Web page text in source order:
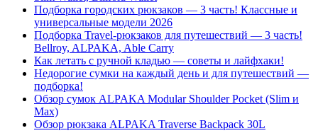
Подборка городских рюкзаков — 3 часть! Классные и
универсальные модели 2026
Подборка Travel-рюкзаков для путешествий — 3 часть!
Bellroy, ALPAKA, Able Carry
Как летать с ручной кладью — советы и лайфхаки!
Недорогие сумки на каждый день и для путешествий —
подборка!
Обзор сумок ALPAKA Modular Shoulder Pocket (Slim и
Max)
Обзор рюкзака ALPAKA Traverse Backpack 30L